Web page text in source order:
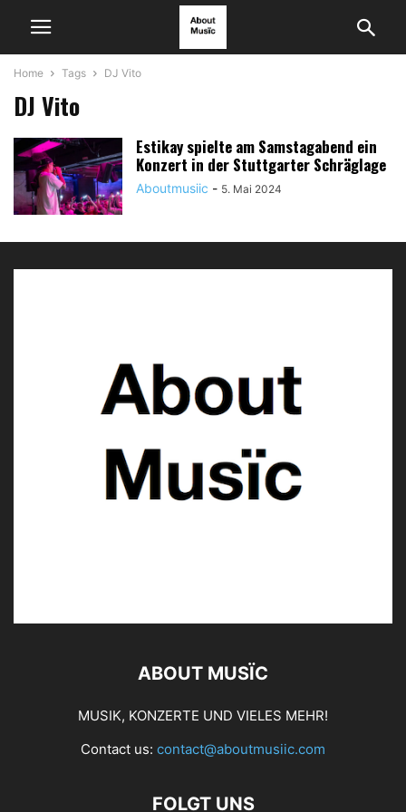
Home Tags DJ Vito
DJ Vito
Estikay spielte am Samstagabend ein
Konzert in der Stuttgarter Schräglage
Aboutmusiic - 5. Mai 2024
ABOUT MUSÏC
MUSIK, KONZERTE UND VIELES MEHR!
Contact us: contact@aboutmusiic.com
FOLGT UNS